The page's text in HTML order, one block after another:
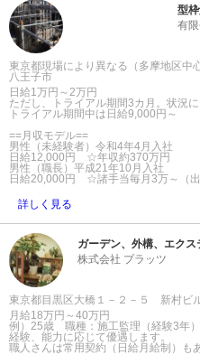
型
有
東京都現場により異なる（多摩地区中
八王子市
日給1万円～2万円
ただし、トライアル期間3カ月。状況に
トライアル期間中は日給9,000円～
==月収モデル==
男性（未経験者）令和4年4月入社
日給12,000円 ☆年収約370万円
男性（職長）平成21年10月入社
日給20,000円 ☆諸手当毎月3万～（
詳しく見る
ガーデン、外構、エク
株式会社 プラッツ
東京都目黒区大橋１－２－５ 新村ビ
月給18万円～40万円
例）25歳 職種：施工監理（経験3年
経験、能力に応じて優遇します。
職人さんは常用契約（日給月給制）も